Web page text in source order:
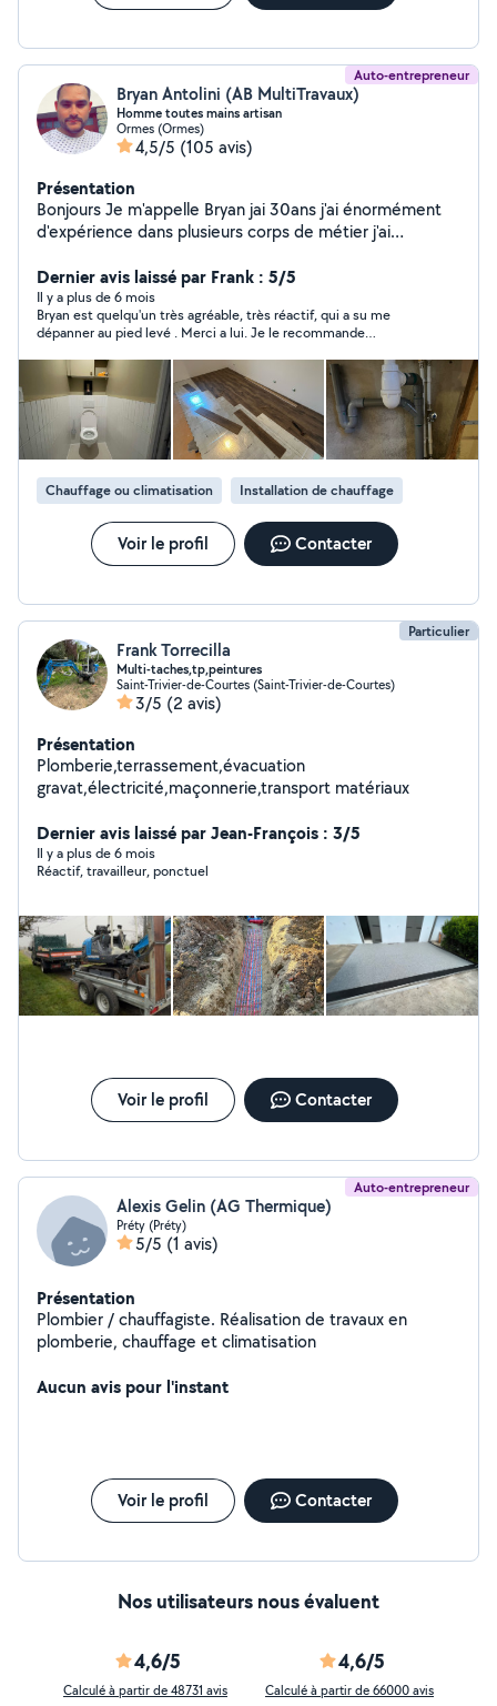
Auto-entrepreneur
Bryan Antolini (AB MultiTravaux)
Homme toutes mains artisan
Ormes (Ormes)
4,5/5 (105 avis)
Présentation
Bonjours Je m'appelle Bryan jai 30ans j'ai énormément
d'expérience dans plusieurs corps de métier j'ai
touche à tout j'ai maintenant réalisé mon projet je suis
actuellement Artisan tout corps d'état !!! Homme
toutes mains Au plaisir de vous rendre service !
Dernier avis laissé par Frank : 5/5
Il y a plus de 6 mois
Bryan est quelqu'un très agréable, très réactif, qui a su me
dépanner au pied levé . Merci a lui. Je le recommande
Chauffage ou climatisation Installation de chauffage
Voir le profil Contacter
Particulier
Frank Torrecilla
Multi-taches,tp,peintures
Saint-Trivier-de-Courtes (Saint-Trivier-de-Courtes)
3/5 (2 avis)
Présentation
Plomberie,terrassement,évacuation
gravat,électricité,maçonnerie,transport matériaux
Dernier avis laissé par Jean-François : 3/5
Il y a plus de 6 mois
Réactif, travailleur, ponctuel
Voir le profil Contacter
Auto-entrepreneur
Alexis Gelin (AG Thermique)
Préty (Préty)
5/5 (1 avis)
Présentation
Plombier / chauffagiste. Réalisation de travaux en
plomberie, chauffage et climatisation
Aucun avis pour l'instant
Voir le profil Contacter
Nos utilisateurs nous évaluent
4,6/5
Calculé à partir de 48731 avis
4,6/5
Calculé à partir de 66000 avis